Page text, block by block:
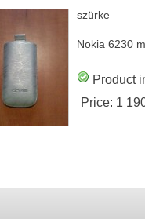
szürke
Nokia 6230 m
Product
Price: 1